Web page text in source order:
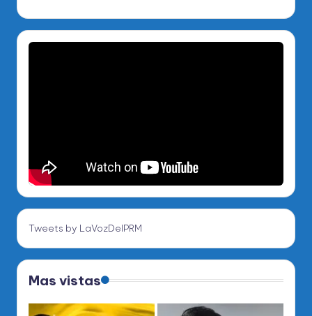
Tweets by LaVozDelPRM
Mas vistas